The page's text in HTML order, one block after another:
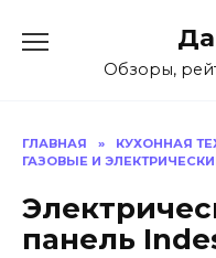
содержаниюОбзоры,
ГЛАВНАЯ » КУХОННАЯ
ГАЗОВЫЕ И
панель